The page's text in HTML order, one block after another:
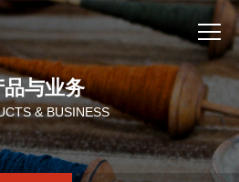
品与业务
& BUSINESS